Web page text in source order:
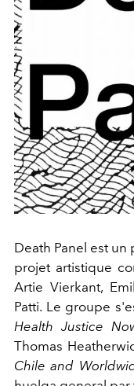
Death Panel est
projet artistique
Artie Vierkant,
Patti. Le groupe
Health Justice
Thomas
Chile and